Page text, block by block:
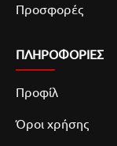
Προσφορές
ΠΛΗΡΟΦΟΡΙΕΣ
Προφίλ
Όροι χρήσης